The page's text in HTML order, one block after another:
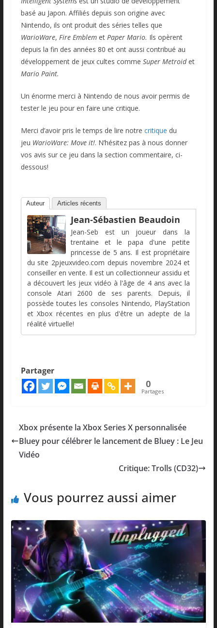
basé au Japon. Affiliés depuis son origine avec
Nintendo, ils ont produit des séries telles que
WarioWare, Fire Emblemet Paper Mario. Ils opèrent
depuis la fin des années 80 et ont aussi contribué au
développement de jeux cultes comme Super Metroidet
Mario Paint.
Un énorme merci à Nintendo de nous avoir permis de
tester le jeu pour en faire une critique.
Merci d’avoir pris le temps de lire notre critique du
jeu WarioWare: Move it!. N’hésitez pas à nous donner
vos avis sur ce jeu dans la section commentaire, ci-
dessous!
Auteur Articles récents
Jean-Sébastien Beaudoin
Jean-Seb est un joueur dans la
trentaine et le papa d'une petite
princesse de 5 ans. Il est propriétaire
du site 2pjeuxvideo.com depuis novembre 2024 et
conseiller en vente. Il est un collectionneur assidu et
a découvert les jeux vidéo à l'âge de 4 ans avec la
console Atari 2600 de ses parents. Depuis, il
possède toutes les consoles Nintendo, PlayStation
et Xbox récentes en plus d'être un adepte de la
réalité virtuelle!
Partager
0
Partages
Xbox présente la Xbox Series X personnalisée
Bluey pour célébrer le lancement de Bluey : Le Jeu
Vidéo
Critique: Trolls (CD32)
Vous pourrez aussi aimer